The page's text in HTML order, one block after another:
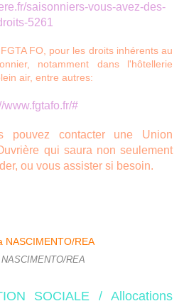
saisonniers-vous-avez-des-
5261
FO, pour les droits inhérents au
notamment dans l'hôtellerie
air, entre autres:
www.fgtafo.fr/#​​​​​​
pouvez contacter une Union
qui saura non seulement
ou vous assister si besoin.
REA
SOCIALE / Allocations